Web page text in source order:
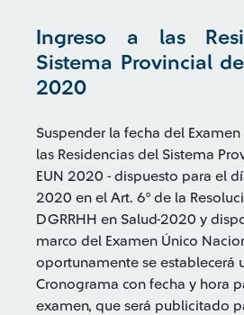
Ingreso a las
Sistema Provincial
2020
Suspender la fecha del
las Residencias del Sistema
EUN 2020 - dispuesto para el
2020 en el Art. 6° de la
DGRRHH en Salud-2020 y
marco del Examen Único
oportunamente se establecerá
Cronograma con fecha y hora
examen, que será publicitado